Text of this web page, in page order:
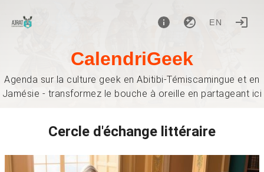
EN
CalendriGeek
Agenda sur la culture geek en Abitibi-Témiscamingue et en
Jamésie - transformez le bouche à oreille en partageant ici
Cercle d'échange littéraire